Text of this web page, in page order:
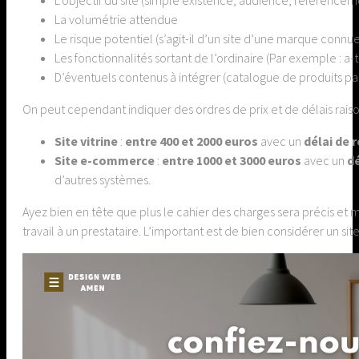
La volumétrie attendue
Le risque potentiel (s’agit-il d’un site d’une marque
Les fonctionnalités sortant de l’ordinaire (Par exemple :
D’éventuels contenus à intégrer (catalogue de produits
On peut cependant indiquer des ordres de prix et de délais
Site vitrine : entre 400 et 2000 euros avec un délai de
Site e-commerce : entre 1000 et 3000 euros avec un
d’autres systèmes.
Ayez bien en tête que plus le cahier des charges sera précis et
travail à un prestataire. L’important est de bien considérer un